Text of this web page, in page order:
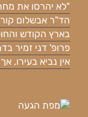
"לא יהרסו את
הד"ר אבשלום
בארץ הקודש
פרופ' דני זמיר
אין נביא בעירו,